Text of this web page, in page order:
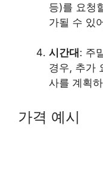
등)를 요청
가될 수 있
시간대 : 주
경우, 추가
사를 계획
가격 예시